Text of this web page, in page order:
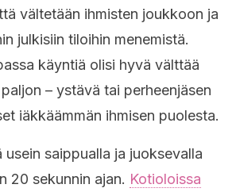
vältetään ihmisten joukkoon ja
julkisiin tiloihin menemistä.
käyntiä olisi hyvä välttää
– ystävä tai perheenjäsen
iäkkäämmän ihmisen puolesta.
usein saippualla ja juoksevalla
20 sekunnin ajan. Kotioloissa